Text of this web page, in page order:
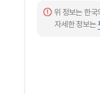
위 정보는 한
자세한 정보는